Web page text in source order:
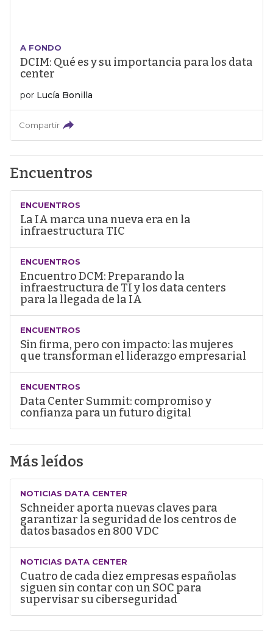
A FONDO
DCIM: Qué es y su importancia para los data
center
por Lucía Bonilla
Compartir
Encuentros
ENCUENTROS
La IA marca una nueva era en la
infraestructura TIC
ENCUENTROS
Encuentro DCM: Preparando la
infraestructura de TI y los data centers
para la llegada de la IA
ENCUENTROS
Sin firma, pero con impacto: las mujeres
que transforman el liderazgo empresarial
ENCUENTROS
Data Center Summit: compromiso y
confianza para un futuro digital
Más leídos
NOTICIAS DATA CENTER
Schneider aporta nuevas claves para
garantizar la seguridad de los centros de
datos basados en 800 VDC
NOTICIAS DATA CENTER
Cuatro de cada diez empresas españolas
siguen sin contar con un SOC para
supervisar su ciberseguridad